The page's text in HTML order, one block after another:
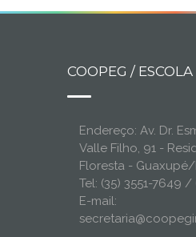
COOPEG /
Endereço: Av. Dr.
Valle Filho, 91 -
Floresta - Guaxupé/
Tel: (35) 3551-7649
E-mail: